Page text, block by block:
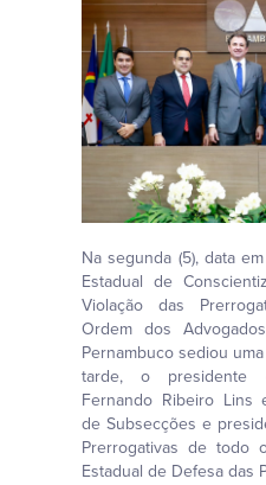
Na segunda (5), data
Estadual de
Violação das
Ordem dos
Pernambuco sediou
tarde, o presidente
Fernando Ribeiro Lins
de Subsecções e
Prerrogativas de todo
Estadual de Defesa das